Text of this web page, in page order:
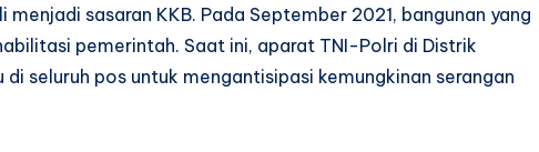
sasaran KKB. Pada September 2021, bangunan yang
pemerintah. Saat ini, aparat TNI-Polri di Distrik
seluruh pos untuk mengantisipasi kemungkinan serangan